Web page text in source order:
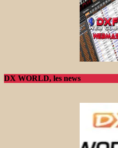
DX WORLD, les news